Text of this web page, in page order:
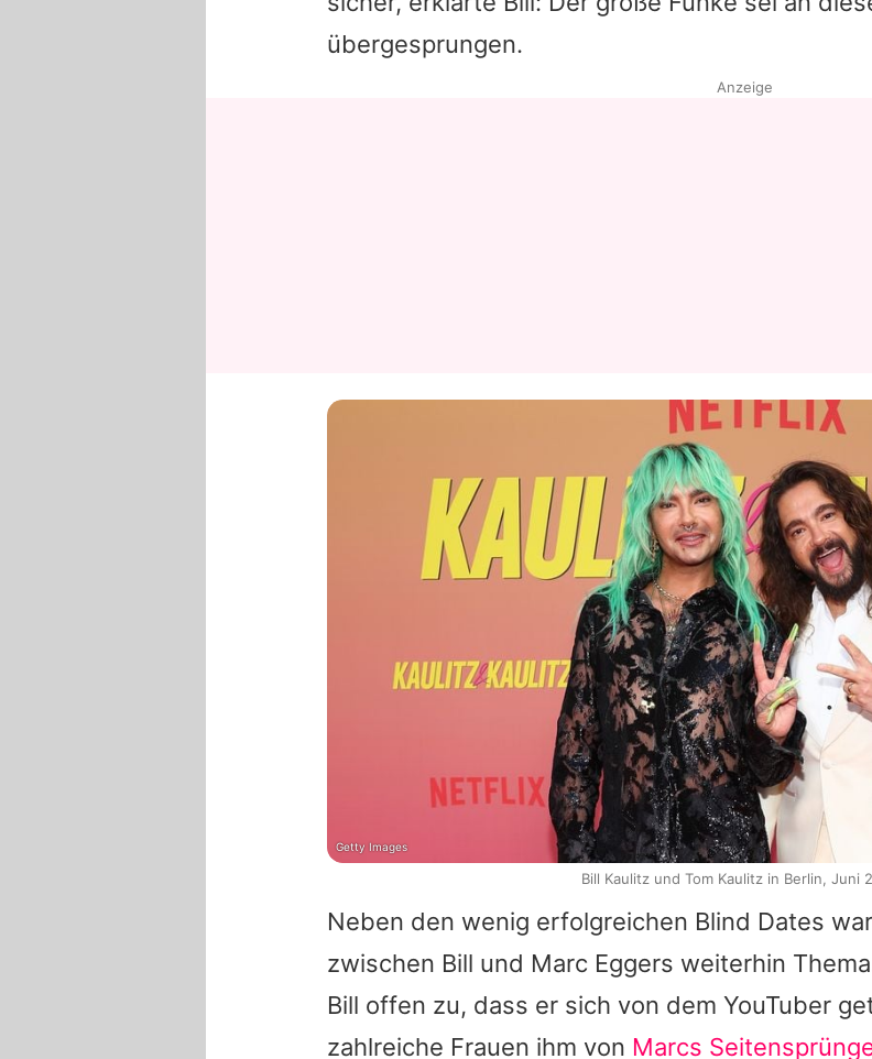
übergesprungen.
Neben den wenig erfolgreichen Blind Dates
zwischen Bill und Marc Eggers weiterhin
Bill offen zu, dass er sich von dem YouTuber
zahlreiche Frauen ihm von Marcs
Anzeige
Getty Images
Bill Kaulitz und Tom Kaulitz in Berlin, Juni